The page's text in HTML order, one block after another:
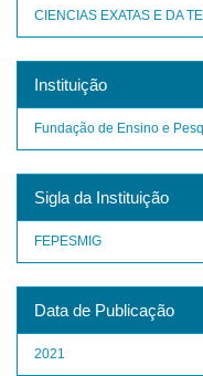
CIENCIAS EXATAS E DA
Instituição
Fundação de Ensino e
Sigla da Instituição
FEPESMIG
Data de Publicação
2021